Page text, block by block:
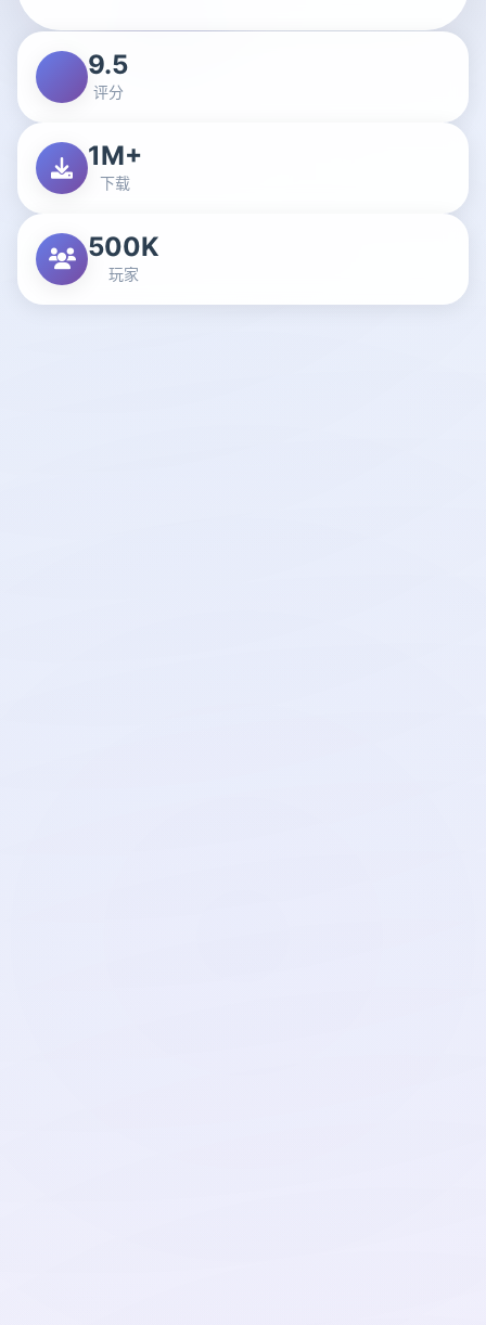
9.5
评分
1M+
下载
500K
玩家